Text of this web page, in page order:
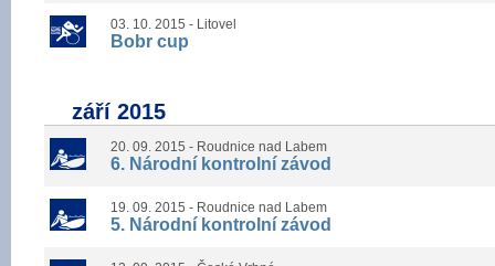
03. 10. 2015 - Litovel
Bobr cup
září 2015
20. 09. 2015 - Roudnice nad Labem
6. Národní kontrolní závod
19. 09. 2015 - Roudnice nad Labem
5. Národní kontrolní závod